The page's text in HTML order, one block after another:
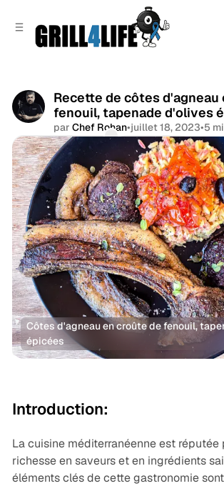
Recette de côtes d'agneau
fenouil, tapenade d'olives
par Chef Rohan•juillet 18, 2023•5
Commentaires
Partager
Côtes d'agneau en croûte de fenouil,
épicées
Agneau Méditerranée Recettes
Introduction:
La cuisine méditerranéenne est réputée
richesse en saveurs et en ingrédients
éléments clés de cette gastronomie